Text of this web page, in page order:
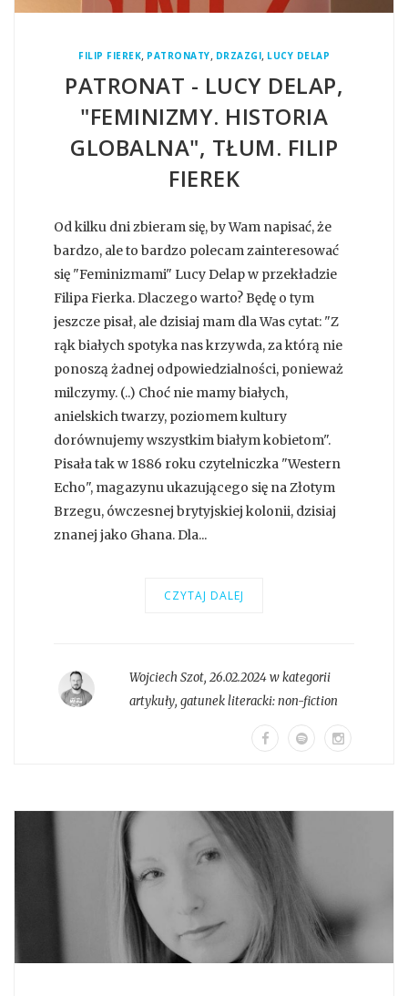
FILIP FIEREK, PATRONATY, DRZAZGI, LUCY DELAP
PATRONAT - LUCY DELAP,
"FEMINIZMY. HISTORIA
GLOBALNA", TŁUM. FILIP
FIEREK
Od kilku dni zbieram się, by Wam napisać, że
bardzo, ale to bardzo polecam zainteresować
się "Feminizmami" Lucy Delap w przekładzie
Filipa Fierka. Dlaczego warto? Będę o tym
jeszcze pisał, ale dzisiaj mam dla Was cytat: "Z
rąk białych spotyka nas krzywda, za którą nie
ponoszą żadnej odpowiedzialności, ponieważ
milczymy. (..) Choć nie mamy białych,
anielskich twarzy, poziomem kultury
dorównujemy wszystkim białym kobietom".
Pisała tak w 1886 roku czytelniczka "Western
Echo", magazynu ukazującego się na Złotym
Brzegu, ówczesnej brytyjskiej kolonii, dzisiaj
znanej jako Ghana. Dla...
CZYTAJ DALEJ
Wojciech Szot, 26.02.2024 w kategorii
artykuły, gatunek literacki:non-fiction